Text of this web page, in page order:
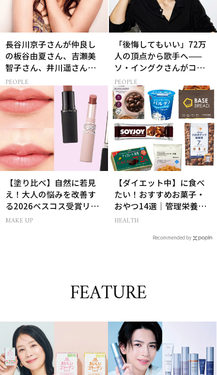
長谷川京子さんが仲良し
の板谷由夏さん、吉瀬美
智子さん、井川遥さんと
集まる理由は…
PEOPLE
「後悔してもいい」72万
人の頂点から歌手へ——
ソ・イングクさんがコツ
コツ頑張れる原動力とは
PEOPLE
【塗り比べ】自然に若見
え！大人の悩みを改善す
る2026ベスコス受賞リッ
プTOP3
MAKE UP
【ダイエット中】に食べ
たい！おすすめお菓子・
おやつ14選｜管理栄養士
監修
HEALTH
Recommended by
FEATURE